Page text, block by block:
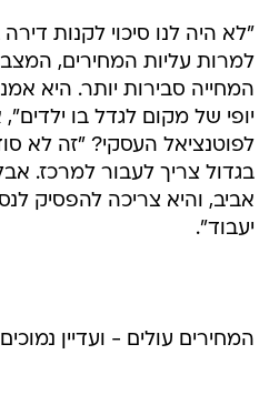
"לא היה לנו סיכוי לקנות
למרות עליות המחירים, המצב
המחייה סבירות יותר. היא
יופי של מקום לגדל בו
לפוטנציאל העסקי? "זה לא
בגדול צריך לעבור למרכז.
אביב, והיא צריכה להפסיק
יעבוד".
המחירים עולים - ועדיין נמוכים